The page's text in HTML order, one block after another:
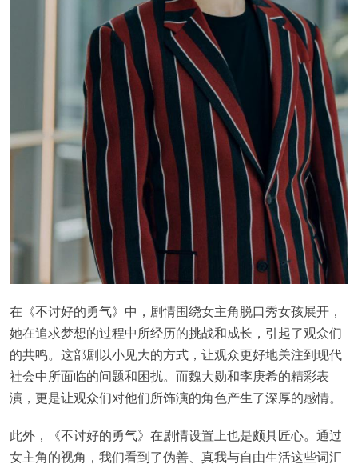
在《不讨好的勇气》中，剧情围绕女主角脱口秀女孩展开，
她在追求梦想的过程中所经历的挑战和成长，引起了观众们
的共鸣。这部剧以小见大的方式，让观众更好地关注到现代
社会中所面临的问题和困扰。而魏大勋和李庚希的精彩表
演，更是让观众们对他们所饰演的角色产生了深厚的感情。
此外，《不讨好的勇气》在剧情设置上也是颇具匠心。通过
女主角的视角，我们看到了伪善、真我与自由生活这些词汇